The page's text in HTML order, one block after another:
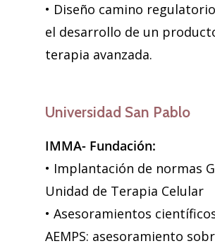
• Diseño camino
el desarrollo de un
terapia avanzada.
Universidad San Pablo
IMMA- Fundación:
• Implantación de normas
Unidad de Terapia Celular
• Asesoramientos
AEMPS: asesoramiento